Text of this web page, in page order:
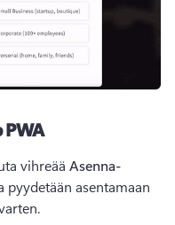
PWA
vihreää Asenna-
pyydetään asentamaan